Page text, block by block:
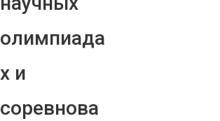
олимпиада
х и
соревнова